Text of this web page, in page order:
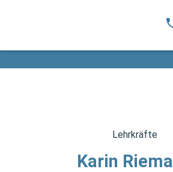
Lehrkräfte
Karin